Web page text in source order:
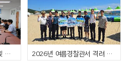
반려견순찰대 출범 격려 및 상주서 자치경찰사무 간담회 2026년 여름경찰관서 격려 및 간담회